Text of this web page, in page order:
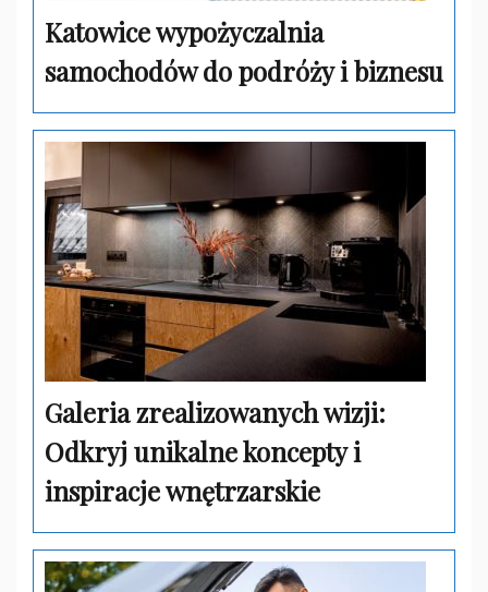
Katowice wypożyczalnia
samochodów do podróży i biznesu
Galeria zrealizowanych wizji:
Odkryj unikalne koncepty i
inspiracje wnętrzarskie